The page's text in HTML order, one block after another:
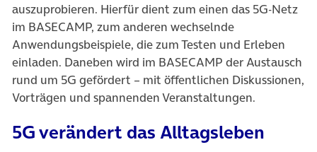
auszuprobieren. Hierfür dient zum einen das 5G-Netz
im BASECAMP, zum anderen wechselnde
Anwendungsbeispiele, die zum Testen und Erleben
einladen. Daneben wird im BASECAMP der Austausch
rund um 5G gefördert – mit öffentlichen Diskussionen,
Vorträgen und spannenden Veranstaltungen.
5G verändert das Alltagsleben